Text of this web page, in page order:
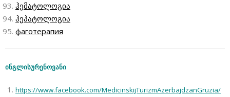
ჰემატოლოგია
ჰეპატოლოგია
фаготерапия
ინგლისურენოვანი
https://www.facebook.com/MedicinskijTurizmAzerbajdzanGruzia/